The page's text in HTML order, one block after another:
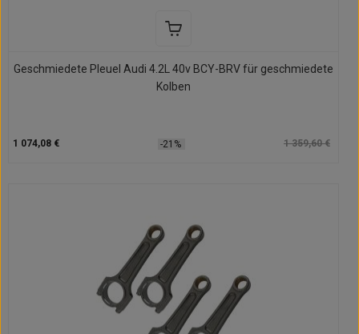
Geschmiedete Pleuel Audi 4.2L 40v BCY-BRV für geschmiedete
Kolben
1 074,08 € -21% 1 359,60 €